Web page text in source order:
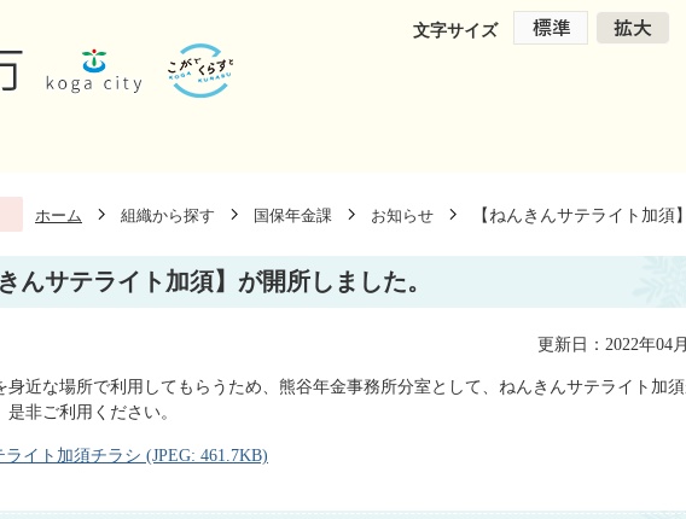
文字サイズ
ホーム 組織から探す 国保年金課 お知らせ 【ねんきんサテライト加須
きんサテライト加須】が開所しました。
更新日：2022年04
身近な場所で利用してもらうため、熊谷年金事務所分室として、ねんきんサテライト加
是非ご利用ください。
イト加須チラシ (JPEG: 461.7KB)